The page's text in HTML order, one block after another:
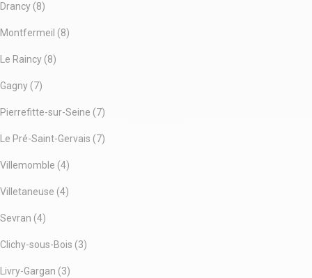
Drancy (8)
Montfermeil (8)
Le Raincy (8)
Gagny (7)
Pierrefitte-sur-Seine (7)
Le Pré-Saint-Gervais (7)
Villemomble (4)
Villetaneuse (4)
Sevran (4)
Clichy-sous-Bois (3)
Livry-Gargan (3)